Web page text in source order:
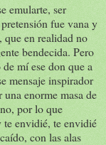
emularte, ser
fue vana y
que en realidad no
bendecida. Pero
mí ese don que a
mensaje inspirador
enorme masa de
por lo que
te envidié, te envidié
con las alas